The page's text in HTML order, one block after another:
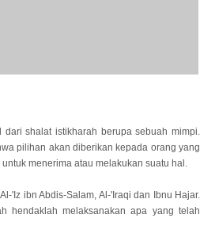
shalat istikharah berupa sebuah mimpi.
pilihan akan diberikan kepada orang yang
menerima atau melakukan suatu hal.
'Iz ibn Abdis-Salam, Al-'Iraqi dan Ibnu Hajar.
hendaklah melaksanakan apa yang telah